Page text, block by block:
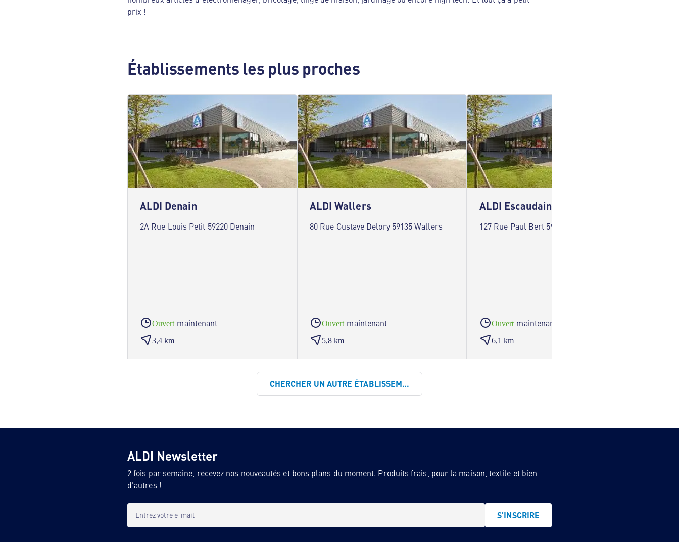
prix !
Établissements les plus proches
ALDI Denain
2A Rue Louis Petit 59220 Denain
Ouvert maintenant
3,4 km
ALDI Wallers
80 Rue Gustave Delory 59135 Wallers
Ouvert maintenant
5,8 km
ALDI Escaudain
127 Rue Paul Bert 59124 Escaudain
Ouvert maintenant
6,1 km
CHERCHER UN AUTRE ÉTABLISSEMENT
ALDI Newsletter
2 fois par semaine, recevez nos nouveautés et bons plans du moment. Produits frais, pour la maison, textile et bien
d'autres !
Entrez votre e-mail S'INSCRIRE